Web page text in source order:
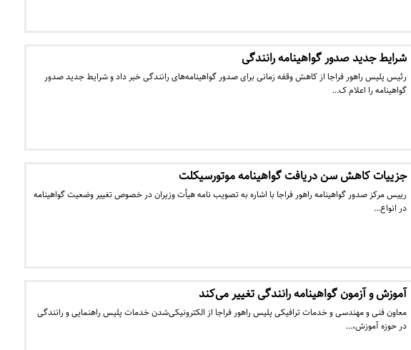
شرایط جدید صدور گواهینامه رانندگی
رئیس پلیس راهور فراجا از کاهش وقفه زمانی برای صدور گواهینامه‌های رانندگی خبر داد و شرایط جدید صدور
گواهینامه را اعلام ک…
جزییات کاهش سن دریافت گواهینامه موتورسیکلت
رییس مرکز صدور گواهینامه راهور فراجا با اشاره به تصویب نامه هیأت وزیران در خصوص تغییر وضعیت گواهینامه
در انواع…
آموزش و آزمون گواهینامه رانندگی تغییر می‌کند
معاون فنی‌ و مهندسی و خدمات ترافیکی پلیس راهور فراجا از الکترونیکی‌شدن خدمات پلیس راهنمایی و رانندگی
در حوزه آموزش،…